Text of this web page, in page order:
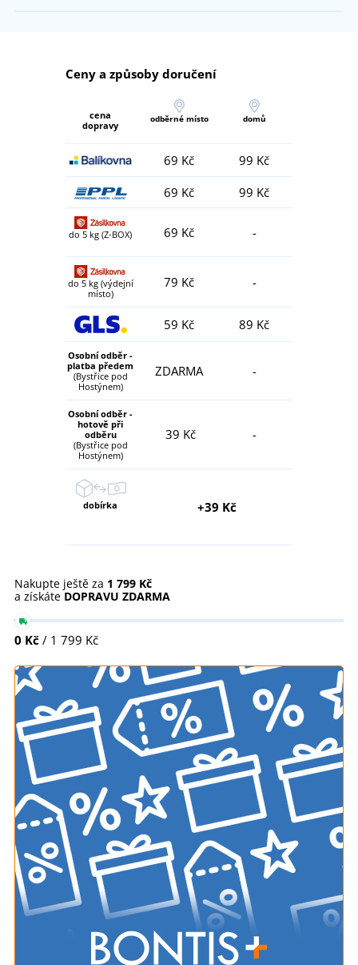
Ceny a způsoby doručení
cena
dopravy
odběrné místo domů
69 Kč
99 Kč
69 Kč
99 Kč
do 5 kg (Z-BOX) 69 Kč -
do 5 kg (výdejní
místo)
79 Kč -
59 Kč 89 Kč
Osobní odběr -
platba předem
(Bystřice pod
Hostýnem)
ZDARMA -
Osobní odběr -
hotově při
odběru
(Bystřice pod
Hostýnem)
39 Kč -
dobírka +39 Kč
Nakupte ještě za 1 799 Kč
a získáte DOPRAVU ZDARMA
0 Kč / 1 799 Kč